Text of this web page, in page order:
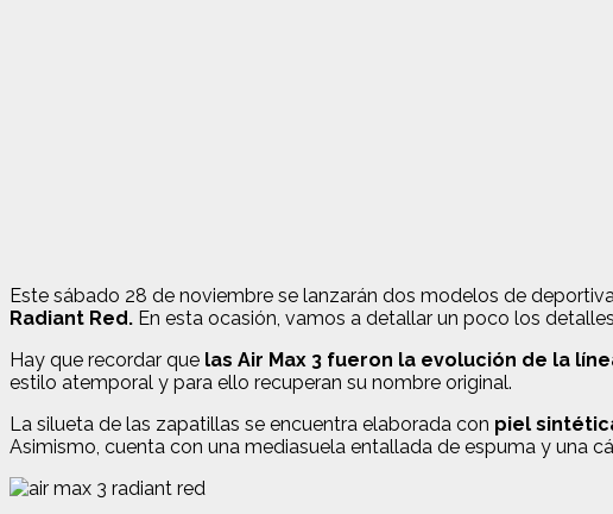
Este sábado 28 de noviembre se lanzarán dos modelos de
Radiant Red. En esta ocasión, vamos a detallar un poco los
Hay que recordar que las Air Max 3 fueron la evolución de la
estilo atemporal y para ello recuperan su nombre original.
La silueta de las zapatillas se encuentra elaborada con piel
Asimismo, cuenta con una mediasuela entallada de espuma y una